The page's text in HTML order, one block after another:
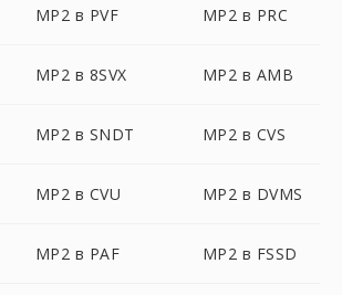
MP2 в PVF MP2 в PRC
MP2 в 8SVX MP2 в AMB
MP2 в SNDT MP2 в CVS
MP2 в CVU MP2 в DVMS
MP2 в PAF MP2 в FSSD